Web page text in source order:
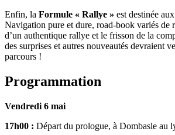
Enfin, la Formule « Rallye » est destinée
Navigation pure et dure, road-book variés
d’un authentique rallye et le frisson de la
des surprises et autres nouveautés devraient
parcours !
Programmation
Vendredi 6 mai
17h00 : Départ du prologue, à Dombasle au